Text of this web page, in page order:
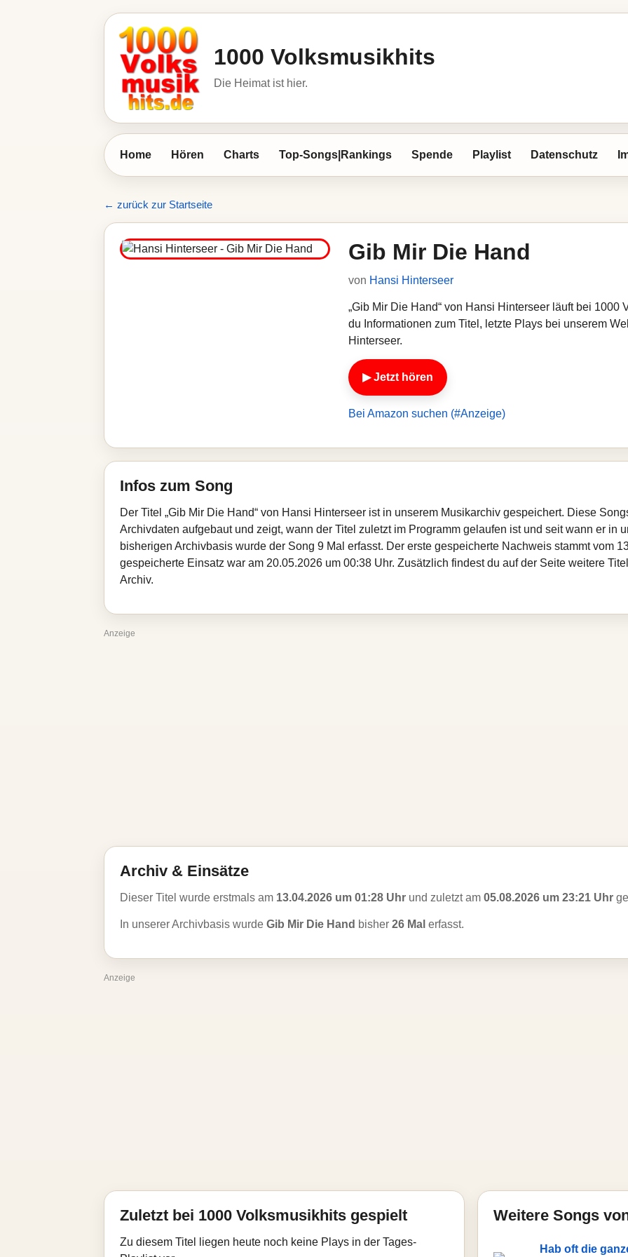
1000 Volksmusikhits
Die Heimat ist hier.
Home Hören Charts Top-Songs|Rankings Spende Playlist Datenschutz
← zurück zur Startseite
Gib Mir Die Hand
von Hansi Hinterseer
„Gib Mir Die Hand“ von Hansi Hinterseer läuft bei 1000
du Informationen zum Titel, letzte Plays bei unserem
Hinterseer.
▶ Jetzt hören
Bei Amazon suchen (#Anzeige)
Infos zum Song
Der Titel „Gib Mir Die Hand“ von Hansi Hinterseer ist in unserem Musikarchiv gespeichert. Diese
Archivdaten aufgebaut und zeigt, wann der Titel zuletzt im Programm gelaufen ist und seit wann er in
bisherigen Archivbasis wurde der Song 9 Mal erfasst. Der erste gespeicherte Nachweis stammt vom
gespeicherte Einsatz war am 20.05.2026 um 00:38 Uhr. Zusätzlich findest du auf der Seite weitere
Archiv.
Anzeige
Archiv & Einsätze
Dieser Titel wurde erstmals am 13.04.2026 um 01:28 Uhr und zuletzt am 05.08.2026 um 23:21 Uhr
In unserer Archivbasis wurde Gib Mir Die Hand bisher 26 Mal erfasst.
Anzeige
Zuletzt bei 1000 Volksmusikhits gespielt
Zu diesem Titel liegen heute noch keine Plays in der Tages-
Weitere Songs
Hab oft die